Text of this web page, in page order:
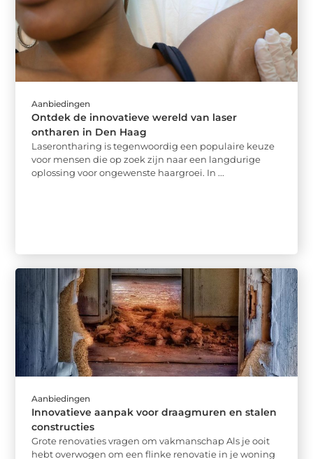
Aanbiedingen
Ontdek de innovatieve wereld van laser
ontharen in Den Haag
Laserontharing is tegenwoordig een populaire keuze
voor mensen die op zoek zijn naar een langdurige
oplossing voor ongewenste haargroei. In ...
Aanbiedingen
Innovatieve aanpak voor draagmuren en stalen
constructies
Grote renovaties vragen om vakmanschap Als je ooit
hebt overwogen om een flinke renovatie in je woning